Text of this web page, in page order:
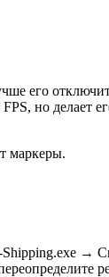
его
но делает
маркеры.
→